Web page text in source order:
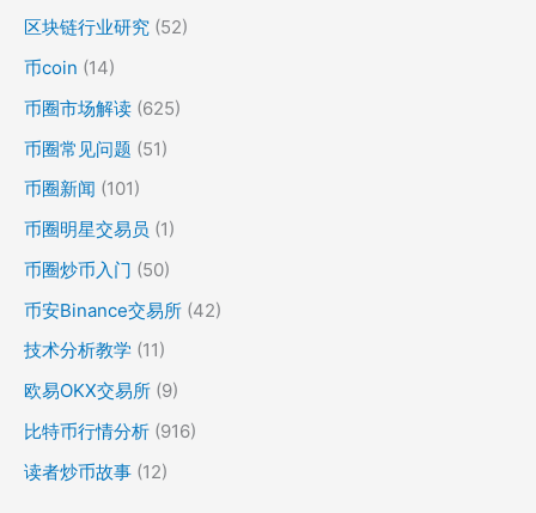
区块链行业研究 (52)
币coin (14)
币圈市场解读 (625)
币圈常见问题 (51)
币圈新闻 (101)
币圈明星交易员 (1)
币圈炒币入门 (50)
币安Binance交易所 (42)
技术分析教学 (11)
欧易OKX交易所 (9)
比特币行情分析 (916)
读者炒币故事 (12)